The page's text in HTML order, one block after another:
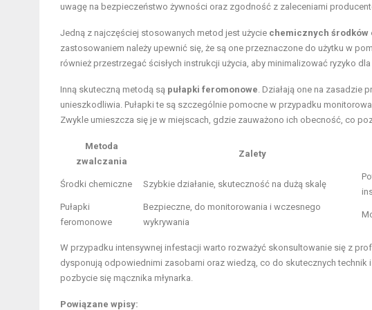
uwagę na bezpieczeństwo żywności oraz zgodność z zaleceniami
Jedną z najczęściej stosowanych metod jest użycie chemicznych środków
zastosowaniem należy upewnić się, że są one przeznaczone do użytku w
również przestrzegać ścisłych instrukcji użycia, aby minimalizować ryzyko
Inną skuteczną metodą są pułapki feromonowe . Działają one na
unieszkodliwia. Pułapki te są szczególnie pomocne w przypadku
Zwykle umieszcza się je w miejscach, gdzie zauważono ich obecność, co
Metoda
zwalczania
Zalety
Środki chemiczne Szybkie działanie, skuteczność na dużą skalę
Pułapki
feromonowe
Bezpieczne, do monitorowania i wczesnego
wykrywania
W przypadku intensywnej infestacji warto rozważyć skonsultowanie się z
dysponują odpowiednimi zasobami oraz wiedzą, co do skutecznych
pozbycie się mącznika młynarka.
Powiązane wpisy: